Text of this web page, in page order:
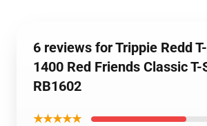
6 reviews for Trippie Redd
1400 Red Friends Classic T-
RB1602
★★★★★